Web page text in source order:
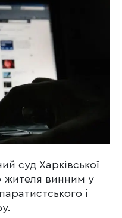
суд Харківської
жителя винним у
і